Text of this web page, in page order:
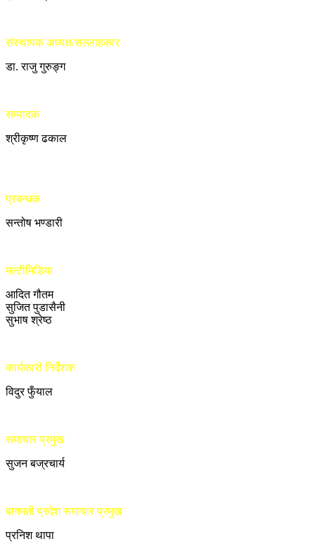
संस्थापक अध्यक्ष/सल्लाहकार
डा. राजु गुरुङ्ग
सम्पादक
श्रीकृष्ण ढकाल
प्रबन्धक
सन्तोष भण्डारी
मल्टीमिडिया
आदित गौतम
सुजित पुडासैनी
सुभाष श्रेष्ठ
कार्यकारी निर्देशक
विदुर फुँयाल
समाचार प्रमुख
सुजन बज्रचार्य
बागमती प्रदेश समाचार प्रमुख
प्रनिश थापा